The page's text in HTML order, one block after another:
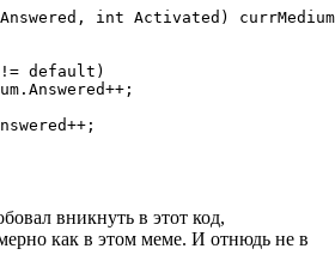
int Activated)
default)
вникнуть в этот код,
как в этом меме. И отнюдь не в